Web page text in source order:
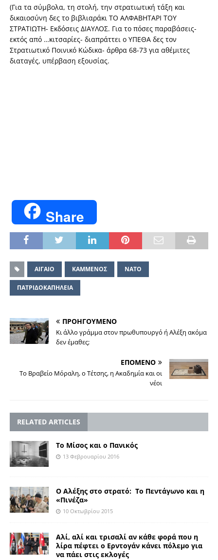
(Για τα σύμβολα, τη στολή, την στρατιωτική τάξη και
δικαιοσύνη δες το βιβλιαράκι ΤΟ ΑΛΦΑΒΗΤΑΡΙ ΤΟΥ
ΣΤΡΑΤΙΩΤΗ- Εκδόσεις ΔΙΑΥΛΟΣ. Για το πόσες παραβάσεις-
εκτός από …κιτσαρίες- διαπράττει ο ΥΠΕΘΑ δες τον
Στρατιωτικό Ποινικό Κώδικα- άρθρα 68-73 για αθέμιτες
διαταγές, υπέρβαση εξουσίας.
Share
ΑΙΓΑΙΟ ΚΑΜΜΕΝΟΣ ΝΑΤΟ
ΠΑΤΡΙΔΟΚΑΠΗΛΕΙΑ
ΠΡΟΗΓΟΥΜΕΝΟ
Κι άλλο γράμμα στον πρωθυπουργό ή Αλέξη ακόμα
δεν έμαθες;
ΕΠΟΜΕΝΟ
Το Βραβείο Μόραλη, ο Τέτσης, η Ακαδημία και οι
νέοι
RELATED ARTICLES
Το Μίσος και ο Πανικός
13 Φεβρουαρίου 2016
Ο Αλέξης στο στρατό: Το Πεντάγωνο και η
«Πινέζα»
10 Οκτωβρίου 2015
Αλί, αλί και τρισαλί αν κάθε φορά που η
λίρα πέφτει ο Ερντογάν κάνει πόλεμο για
να πάει στις εκλογές